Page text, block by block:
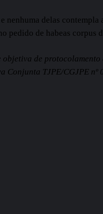
delas
pedido de habeas corpus
de
TJPE/CGJPE